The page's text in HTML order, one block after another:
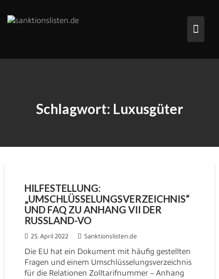
content
Schlagwort: Luxusgüter
HILFESTELLUNG:
„UMSCHLÜSSELUNGSVERZEICHNIS“
UND FAQ ZU ANHANG VII DER
RUSSLAND-VO
25. April 2022 Sanktionslisten.de
Die EU hat ein Dokument mit häufig gestellten
Fragen und einem Umschlüsselungsverzeichnis
für die Relationen Zolltarifnummer – Anhang